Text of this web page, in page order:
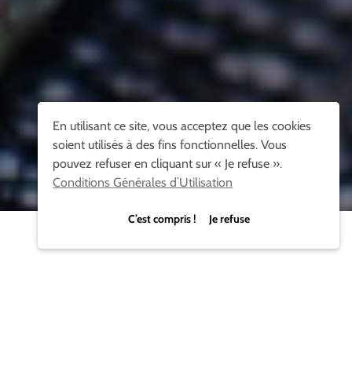
En utilisant ce site, vous acceptez que les cookies
soient utilisés à des fins fonctionnelles. Vous
pouvez refuser en cliquant sur « Je refuse ».
Conditions Générales d’Utilisation
C’est compris ! Je refuse